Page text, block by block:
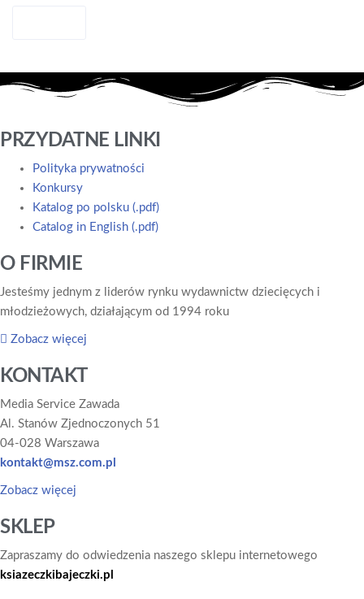
PRZYDATNE LINKI
Polityka prywatności
Konkursy
Katalog po polsku (.pdf)
Catalog in English (.pdf)
O FIRMIE
Jesteśmy jednym z liderów rynku wydawnictw dziecięcych i
młodzieżowych, działającym od 1994 roku
Zobacz więcej
KONTAKT
Media Service Zawada
Al. Stanów Zjednoczonych 51
04-028 Warszawa
kontakt@msz.com.pl
Zobacz więcej
SKLEP
Zapraszamy do odwiedzenia naszego sklepu internetowego
ksiazeczkibajeczki.pl